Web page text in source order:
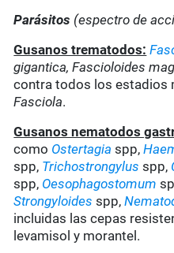
Parásitos (espectro de
Gusanos trematodos:
gigantica, Fascioloides
contra todos los estadios
Fasciola.
Gusanos nematodos
como Ostertagia spp,
spp, Trichostrongylus spp,
spp, Oesophagostomum
Strongyloides spp,
incluidas las cepas
levamisol y morantel.